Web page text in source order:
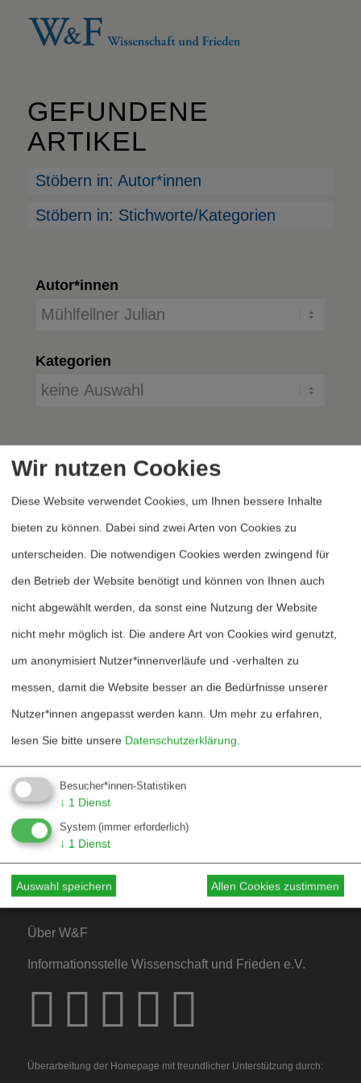
GEFUNDENE
ARTIKEL
Stöbern in: Autor*innen
Stöbern in: Stichworte/Kategorien
Autor*innen
Kategorien
Heftarchiv
Bestellen
Fördern
Jubiläum 40 Jahre
Kontakt
Mediadaten
Hinweise für Autor*innen
Hinweise für Dossiers
Über W&F
Informationsstelle Wissenschaft und Frieden e.V.
Überarbeitung der Homepage mit freundlicher Unterstützung durch:
Wir nutzen Cookies
Diese Website verwendet Cookies, um Ihnen bessere Inhalte
bieten zu können. Dabei sind zwei Arten von Cookies zu
unterscheiden. Die notwendigen Cookies werden zwingend für
den Betrieb der Website benötigt und können von Ihnen auch
nicht abgewählt werden, da sonst eine Nutzung der Website
nicht mehr möglich ist. Die andere Art von Cookies wird genutzt,
um anonymisiert Nutzer*innenverläufe und -verhalten zu
messen, damit die Website besser an die Bedürfnisse unserer
Nutzer*innen angepasst werden kann. Um mehr zu erfahren,
lesen Sie bitte unsere Datenschutzerklärung.
Besucher*innen-Statistiken
↓ 1 Dienst
System (immer erforderlich)
↓ 1 Dienst
Auswahl speichern Allen Cookies zustimmen